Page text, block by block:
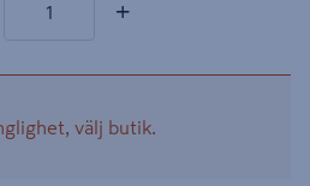
+
välj butik.